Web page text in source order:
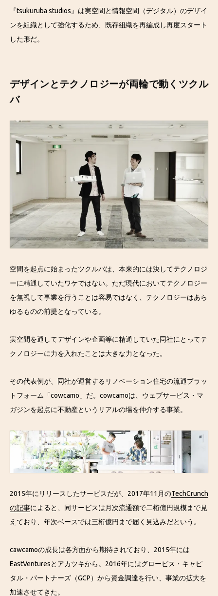
『tsukuruba studios』は実空間と情報空間（デジタル）のデザイ
ンを組織として強化するため、既存組織を再編成し再度スタート
した形だ。
デザインとテクノロジーが両輪で動くツクル
バ
空間を起点に始まったツクルバは、本来的には決してテクノロジ
ーに精通していたワケではない。ただ現代においてテクノロジー
を無視して事業を行うことは容易ではなく、テクノロジーはあら
ゆるものの前提となっている。
実空間を通してデザインや企画等に精通していた同社にとってテ
クノロジーに力を入れたことは大きな力となった。
その代表例が、同社が運営するリノベーション住宅の流通プラッ
トフォーム「cowcamo」だ。cowcamoは、ウェブサービス・マ
ガジンを起点に不動産というリアルの場を仲介する事業。
2015年にリリースしたサービスだが、2017年11月のTechCrunch
の記事によると、同サービスは月次流通額で二桁億円規模まで見
えており、年次ベースでは三桁億円まで届く見込みだという。
cawcamoの成長は各方面から期待されており、2015年には
EastVenturesとアカツキから。2016年にはグロービス・キャピ
タル・パートナーズ（GCP）から資金調達を行い、事業の拡大を
加速させてきた。